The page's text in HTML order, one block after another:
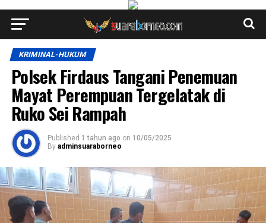
KRIMINAL-HUKUM
Polsek Firdaus Tangani Penemuan
Mayat Perempuan Tergelatak di
Ruko Sei Rampah
Published 1 tahun ago on 10/05/2025
By adminsuaraborneo